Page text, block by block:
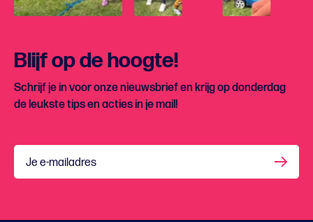
Blijf op de hoogte!
Schrijf je in voor onze nieuwsbrief en krijg op donderdag
de leukste tips en acties in je mail!
Je e-mailadres